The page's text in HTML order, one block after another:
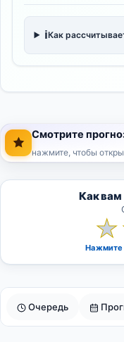
Очередь
ℹ️Как
Смотрите
нажмите, чтобы
Как вам
★
Нажмите